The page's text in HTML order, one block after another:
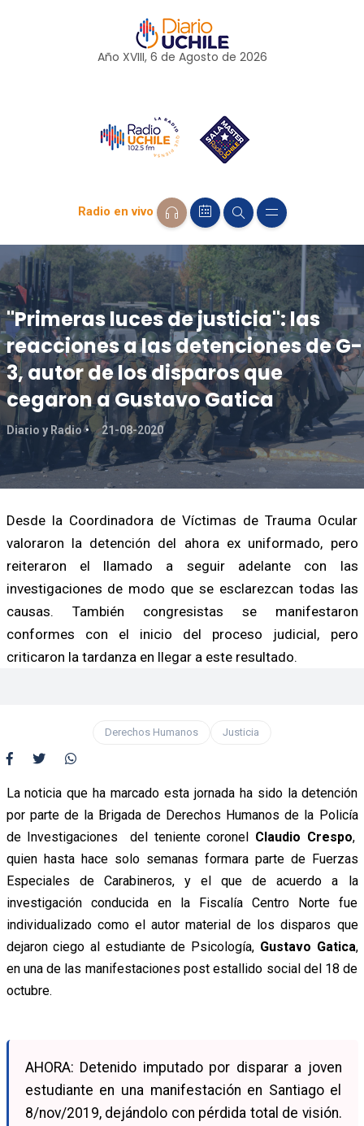
Año XVIII, 6 de Agosto de 2026
Radio en vivo
"Primeras luces de justicia": las
reacciones a las detenciones de G-
3, autor de los disparos que
cegaron a Gustavo Gatica
Diario y Radio 21-08-2020
Desde la Coordinadora de Víctimas de Trauma Ocular
valoraron la detención del ahora ex uniformado, pero
reiteraron el llamado a seguir adelante con las
investigaciones de modo que se esclarezcan todas las
causas. También congresistas se manifestaron
conformes con el inicio del proceso judicial, pero
criticaron la tardanza en llegar a este resultado.
Derechos Humanos Justicia
La noticia que ha marcado esta jornada ha sido la detención
por parte de la Brigada de Derechos Humanos de la Policía
de Investigaciones del teniente coronel Claudio Crespo,
quien hasta hace solo semanas formara parte de Fuerzas
Especiales de Carabineros, y el que de acuerdo a la
investigación conducida en la Fiscalía Centro Norte fue
individualizado como el autor material de los disparos que
dejaron ciego al estudiante de Psicología, Gustavo Gatica,
en una de las manifestaciones post estallido social del 18 de
octubre.
AHORA: Detenido imputado por disparar a joven
estudiante en una manifestación en Santiago el
8/nov/2019, dejándolo con pérdida total de visión.